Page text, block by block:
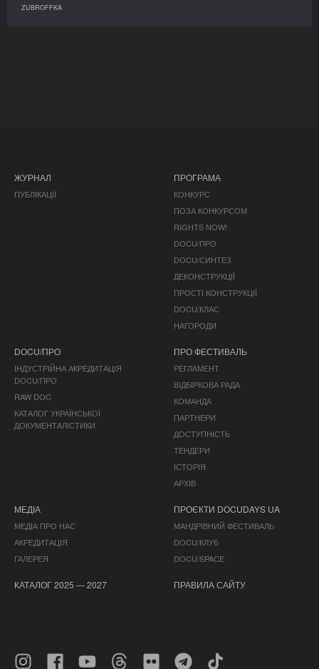
ZUBROFFKA
ЖУРНАЛ
ПУБЛІКАЦІЇ
ПРОГРАМА
КОНКУРС
ПОЗА КОНКУРСОМ
RIGHTS NOW!
DOCU/ПРО
DOCU/СИНТЕЗ
ДЕКОНСТРУКЦІЇ
ПРОСТІ КОНСТРУКЦІЇ
DOCU/КЛАС
НАГОРОДИ
DOCU/ПРО
ІНДУСТРІЙНА АКРЕДИТАЦІЯ
DOCU/ПРО
RAW DOC
КАТАЛОГ УКРАЇНСЬКОЇ
ДОКУМЕНТАЛІСТИКИ
ПРО ФЕСТИВАЛЬ
РЕГЛАМЕНТ
ВІДБІРКОВА РАДА
КОМАНДА
ПАРТНЕРИ
ДОСТУПНІСТЬ
ТЕНДЕРИ
ІСТОРІЯ
АРХІВ
МЕДІА
МЕДІА ПРО НАС
АКРЕДИТАЦІЯ
ГАЛЕРЕЯ
ПРОЄКТИ DOCUDAYS UA
МАНДРІВНИЙ ФЕСТИВАЛЬ
DOCU/КЛУБ
DOCU/SPACE
КАТАЛОГ 2025 — 2027 ПРАВИЛА САЙТУ